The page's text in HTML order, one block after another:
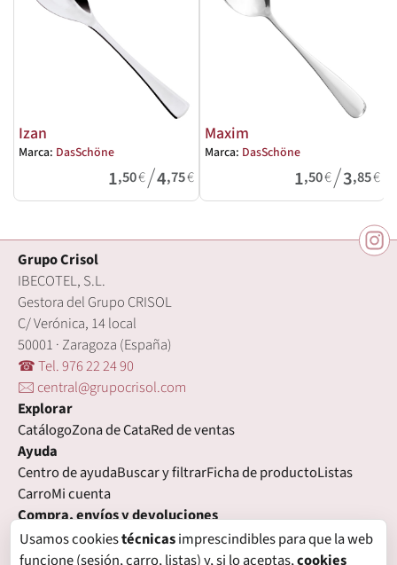
Izan
Marca: DasSchöne
1,50€/4,75€
Maxim
Marca: DasSchöne
1,50€/3,85€
Grupo Crisol
IBECOTEL, S.L.
Gestora del Grupo CRISOL
C/ Verónica, 14 local
50001 · Zaragoza (España)
☎ Tel. 976 22 24 90
🖂 central@grupocrisol.com
Explorar
CatálogoZona de CataRed de ventas
Ayuda
Centro de ayudaBuscar y filtrarFicha de productoListas
CarroMi cuenta
Compra, envíos y devoluciones
Condiciones de compraFormas de pagoGastos de envío
Plazos de entregaDevolucionesGarantía
Usamos cookiestécnicasimprescindibles para que la web
funcione (sesión, carro, listas) y, si lo aceptas,cookies